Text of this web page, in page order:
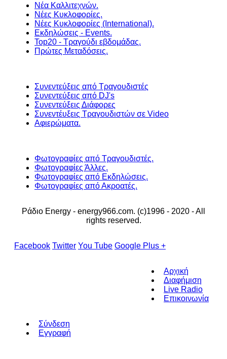
Νέα Καλλιτεχνών.
Νέες Κυκλοφορίες.
Νέες Κυκλοφορίες (International).
Εκδηλώσεις - Events.
Top20 - Τραγούδι εβδομάδας.
Πρώτες Μεταδόσεις.
Συνεντεύξεις από Τραγουδιστές
Συνεντεύξεις από DJ's
Συνεντεύξεις Διάφορες
Συνεντέυξεις Τραγουδιστών σε Video
Αφιερώματα.
Φωτογραφίες από Τραγουδιστές.
Φωτογραφίες Άλλες.
Φωτογραφίες από Εκδηλώσεις.
Φωτογραφίες από Ακροατές.
Ράδιο Energy - energy966.com. (c)1996 - 2020 - All
rights reserved.
Facebook Twitter You Tube Google Plus +
Αρχική
Διαφήμιση
Live Radio
Επικοινωνία
Σύνδεση
Εγγραφή